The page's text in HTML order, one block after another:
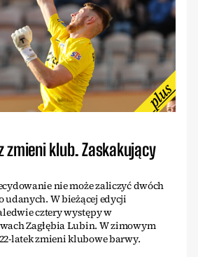
zmieni klub. Zaskakujący
nie może zaliczyć dwóch
udanych. W bieżącej edycji
cztery występy w
Zagłębia Lubin. W zimowym
latek zmieni klubowe barwy.